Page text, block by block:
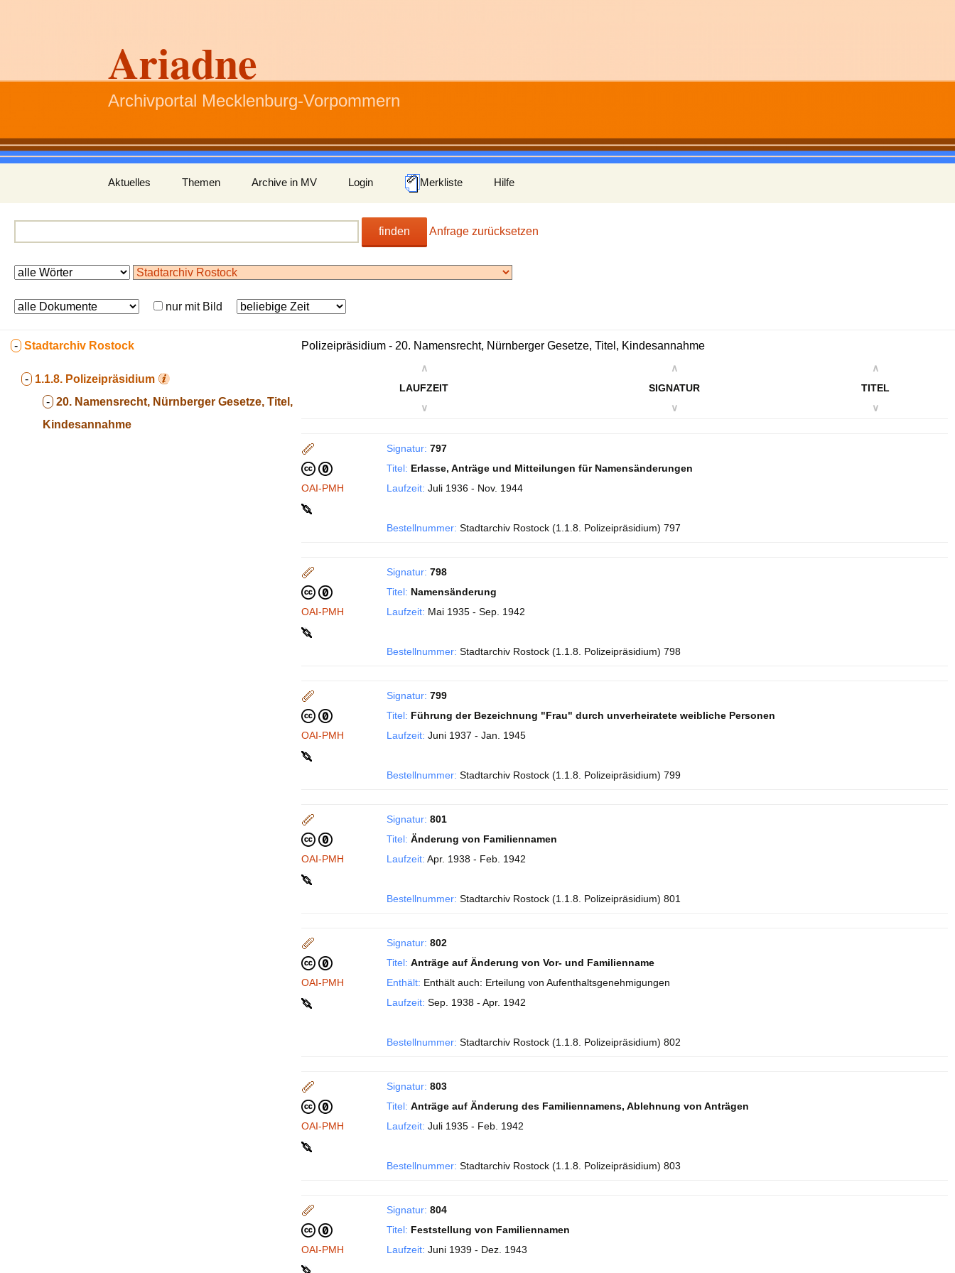
Ariadne
Archivportal Mecklenburg-Vorpommern
Inhalt
springen
Aktuelles Themen Archive in MV Login Merkliste Hilfe
finden Anfrage zurücksetzen
nur mit Bild
- Stadtarchiv Rostock
- 1.1.8. Polizeipräsidium
- 20. Namensrecht, Nürnberger Gesetze, Titel,
Kindesannahme
Polizeipräsidium - 20. Namensrecht, Nürnberger Gesetze, Titel, Kindesannahme
∧
LAUFZEIT
∨
∧
SIGNATUR
∨
∧
TITEL
∨
OAI-PMH
Signatur: 797
Titel: Erlasse, Anträge und Mitteilungen für Namensänderungen
Laufzeit: Juli 1936 - Nov. 1944
Bestellnummer: Stadtarchiv Rostock (1.1.8. Polizeipräsidium) 797
OAI-PMH
Signatur: 798
Titel: Namensänderung
Laufzeit: Mai 1935 - Sep. 1942
Bestellnummer: Stadtarchiv Rostock (1.1.8. Polizeipräsidium) 798
OAI-PMH
Signatur: 799
Titel: Führung der Bezeichnung "Frau" durch unverheiratete weibliche Personen
Laufzeit: Juni 1937 - Jan. 1945
Bestellnummer: Stadtarchiv Rostock (1.1.8. Polizeipräsidium) 799
OAI-PMH
Signatur: 801
Titel: Änderung von Familiennamen
Laufzeit: Apr. 1938 - Feb. 1942
Bestellnummer: Stadtarchiv Rostock (1.1.8. Polizeipräsidium) 801
OAI-PMH
Signatur: 802
Titel: Anträge auf Änderung von Vor- und Familienname
Enthält: Enthält auch: Erteilung von Aufenthaltsgenehmigungen
Laufzeit: Sep. 1938 - Apr. 1942
Bestellnummer: Stadtarchiv Rostock (1.1.8. Polizeipräsidium) 802
OAI-PMH
Signatur: 803
Titel: Anträge auf Änderung des Familiennamens, Ablehnung von Anträgen
Laufzeit: Juli 1935 - Feb. 1942
Bestellnummer: Stadtarchiv Rostock (1.1.8. Polizeipräsidium) 803
OAI-PMH
Signatur: 804
Titel: Feststellung von Familiennamen
Laufzeit: Juni 1939 - Dez. 1943